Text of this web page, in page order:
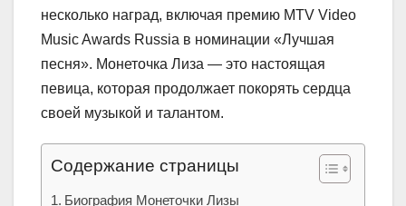
несколько наград, включая премию MTV Video
Music Awards Russia в номинации «Лучшая
песня». Монеточка Лиза — это настоящая
певица, которая продолжает покорять сердца
своей музыкой и талантом.
Содержание страницы
Биография Монеточки Лизы